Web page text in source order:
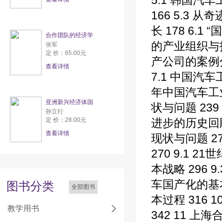
合作团队的经济学
张军
定 价：65.00元
查看详情
亚洲新兴经济体国
孙立行
定 价：28.00元
查看详情
图书分类 全部图书
教学用书
166 5.3 从奇
长 178 6.1 “
的产业组织
产公司的案
7.1 中国汽车
年中国汽车
状与问题
进步的历史
现状与问题
270 9.1 21世
本战略 296
车国产化的
本过程 316
342 11 上海